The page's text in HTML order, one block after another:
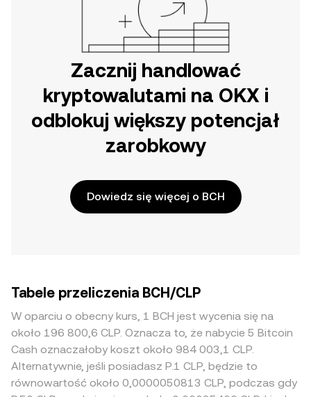
Zacznij handlować
kryptowalutami na OKX i
odblokuj większy potencjał
zarobkowy
Dowiedz się więcej o BCH
Tabele przeliczenia BCH/CLP
W oparciu o obecny kurs, 1 BCH jest wycenia się na
około 196 800,6 CLP. Oznacza to, że nabycie 5 Bitcoin
Cash oznaczałoby koszt około 984 003,1 CLP.
Alternatywnie, jeśli posiadasz P.1 CLP, będzie to
równowartość około 0,0000050813 CLP, podczas gdy